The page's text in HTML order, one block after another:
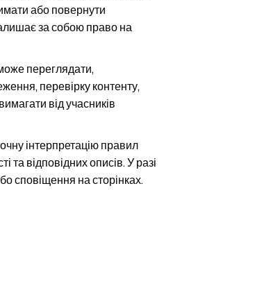
або повернути
за собою право на
переглядати,
перевірку контенту,
від учасників
інтерпретацію правил
відповідних описів. У разі
сповіщення на сторінках.